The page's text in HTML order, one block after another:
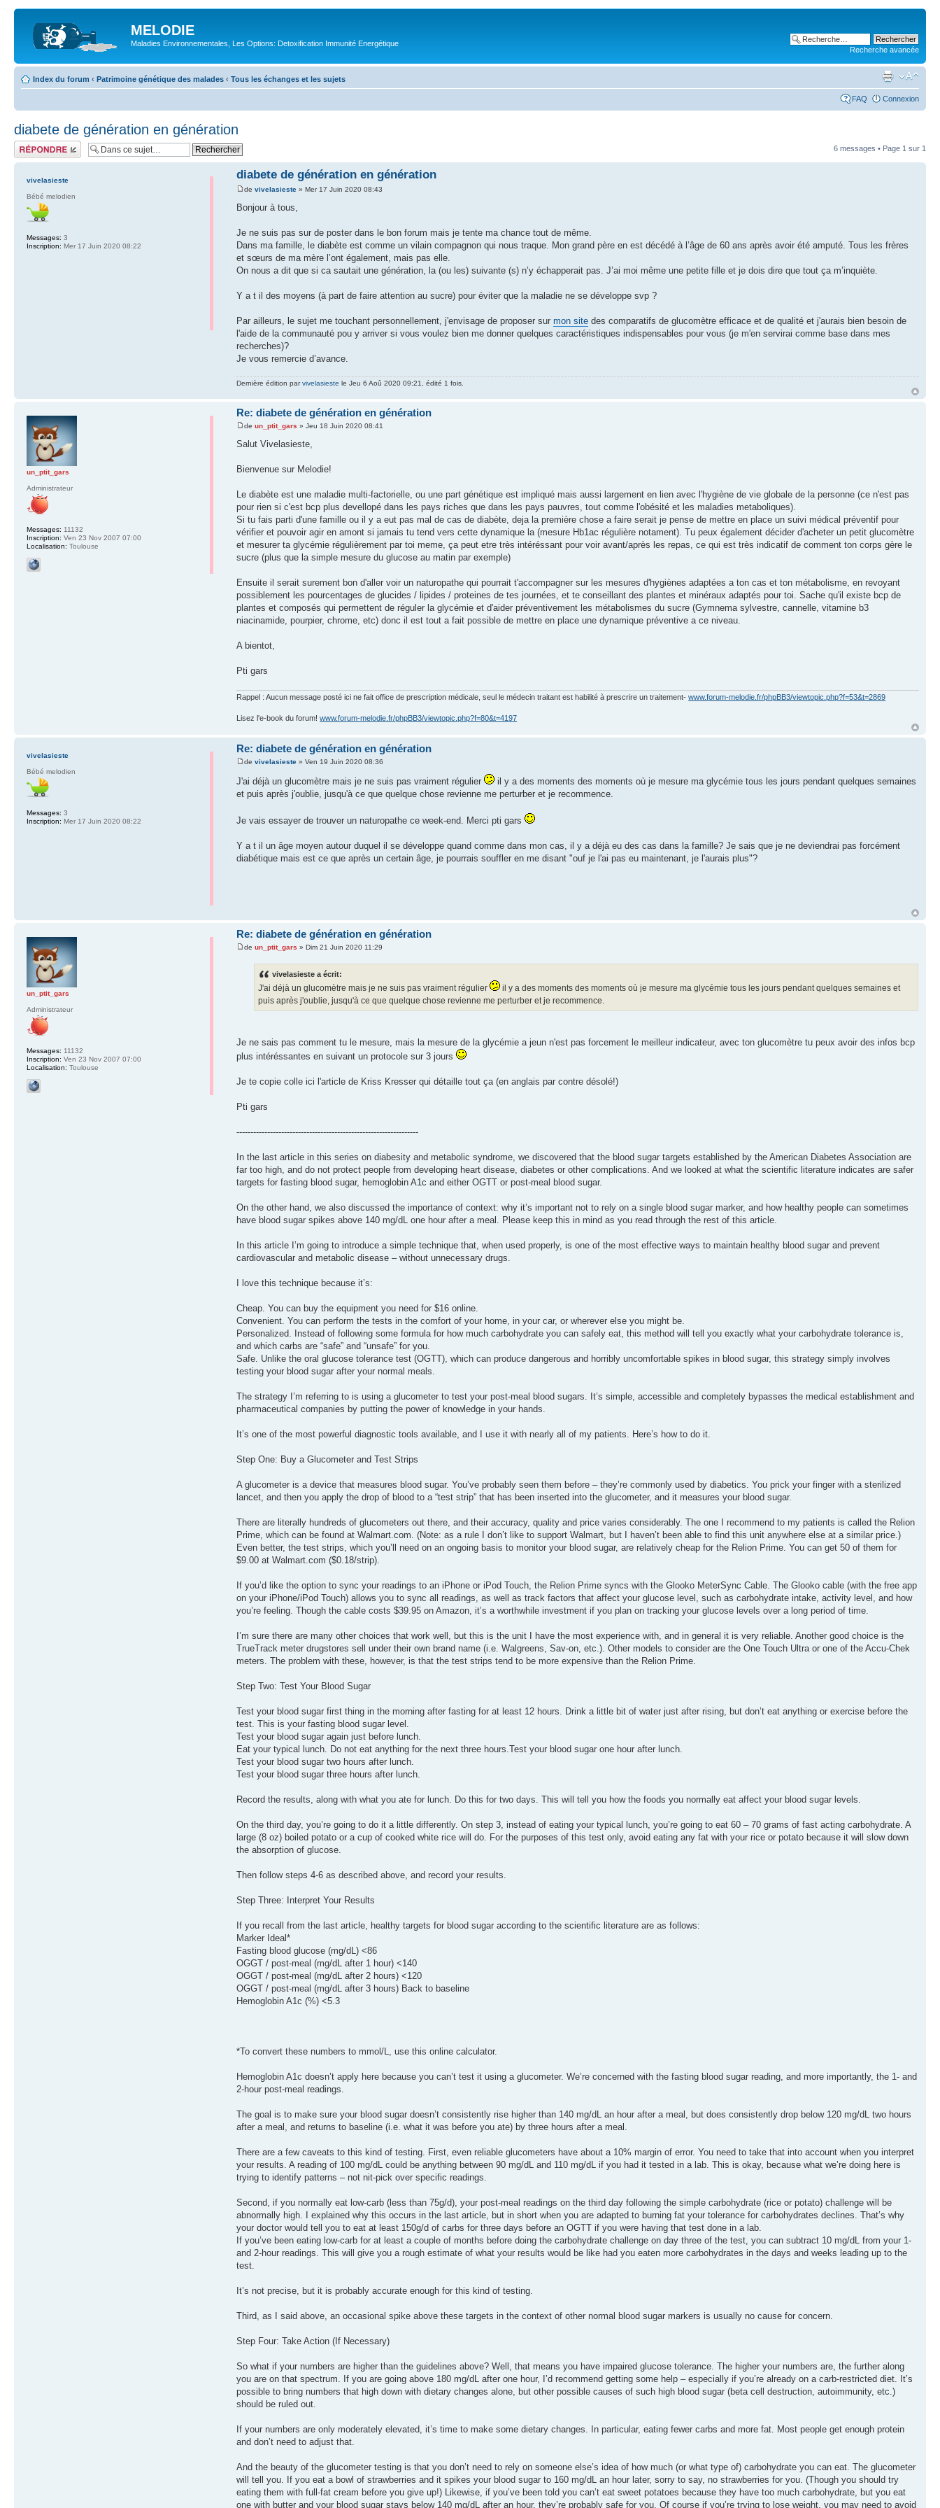
MELODIE
Maladies Environnementales, Les Options: Detoxification Immunité Energétique
Recherche avancée
Index du forum ‹ Patrimoine génétique des malades ‹ Tous les échanges et les sujets
FAQ Connexion
diabete de génération en génération
Répondre 6 messages • Page 1 sur 1
diabete de génération en génération
devivelasieste » Mer 17 Juin 2020 08:43
Bonjour à tous,
Je ne suis pas sur de poster dans le bon forum mais je tente ma chance tout de même.
Dans ma famille, le diabète est comme un vilain compagnon qui nous traque. Mon grand père en est décédé à l’âge de 60 ans après avoir été amputé. Tous les frères
et sœurs de ma mère l’ont également, mais pas elle.
On nous a dit que si ca sautait une génération, la (ou les) suivante (s) n’y échapperait pas. J’ai moi même une petite fille et je dois dire que tout ça m’inquiète.
Y a t il des moyens (à part de faire attention au sucre) pour éviter que la maladie ne se développe svp ?
Par ailleurs, le sujet me touchant personnellement, j'envisage de proposer surmon site des comparatifs de glucomètre efficace et de qualité et j'aurais bien besoin de
l'aide de la communauté pou y arriver si vous voulez bien me donner quelques caractéristiques indispensables pour vous (je m'en servirai comme base dans mes
recherches)?
Je vous remercie d’avance.
Dernière édition parvivelasieste le Jeu 6 Aoû 2020 09:21, édité 1 fois.
vivelasieste
Bébé melodien
Messages: 3
Inscription: Mer 17 Juin 2020 08:22
Re: diabete de génération en génération
deun_ptit_gars » Jeu 18 Juin 2020 08:41
Salut Vivelasieste,
Bienvenue sur Melodie!
Le diabète est une maladie multi-factorielle, ou une part génétique est impliqué mais aussi largement en lien avec l'hygiène de vie globale de la personne (ce n'est pas
pour rien si c'est bcp plus devellopé dans les pays riches que dans les pays pauvres, tout comme l'obésité et les maladies metaboliques).
Si tu fais parti d'une famille ou il y a eut pas mal de cas de diabète, deja la première chose a faire serait je pense de mettre en place un suivi médical préventif pour
vérifier et pouvoir agir en amont si jamais tu tend vers cette dynamique la (mesure Hb1ac régulière notament). Tu peux également décider d'acheter un petit glucomètre
et mesurer ta glycémie régulièrement par toi meme, ça peut etre très intéréssant pour voir avant/après les repas, ce qui est très indicatif de comment ton corps gère le
sucre (plus que la simple mesure du glucose au matin par exemple)
Ensuite il serait surement bon d'aller voir un naturopathe qui pourrait t'accompagner sur les mesures d'hygiènes adaptées a ton cas et ton métabolisme, en revoyant
possiblement les pourcentages de glucides / lipides / proteines de tes journées, et te conseillant des plantes et minéraux adaptés pour toi. Sache qu'il existe bcp de
plantes et composés qui permettent de réguler la glycémie et d'aider préventivement les métabolismes du sucre (Gymnema sylvestre, cannelle, vitamine b3
niacinamide, pourpier, chrome, etc) donc il est tout a fait possible de mettre en place une dynamique préventive a ce niveau.
A bientot,
Pti gars
Rappel : Aucun message posté ici ne fait office de prescription médicale, seul le médecin traitant est habilité à prescrire un traitement-www.forum-melodie.fr/phpBB3/viewtopic.php?f=53&t=2869
Lisez l'e-book du forum!www.forum-melodie.fr/phpBB3/viewtopic.php?f=80&t=4197
un_ptit_gars
Administrateur
Messages: 11132
Inscription: Ven 23 Nov 2007 07:00
Localisation: Toulouse
Re: diabete de génération en génération
devivelasieste » Ven 19 Juin 2020 08:36
J'ai déjà un glucomètre mais je ne suis pas vraiment régulier
il y a des moments des moments où je mesure ma glycémie tous les jours pendant quelques semaines
et puis après j'oublie, jusqu'à ce que quelque chose revienne me perturber et je recommence.
Je vais essayer de trouver un naturopathe ce week-end. Merci pti gars
Y a t il un âge moyen autour duquel il se développe quand comme dans mon cas, il y a déjà eu des cas dans la famille? Je sais que je ne deviendrai pas forcément
diabétique mais est ce que après un certain âge, je pourrais souffler en me disant "ouf je l'ai pas eu maintenant, je l'aurais plus"?
vivelasieste
Bébé melodien
Messages: 3
Inscription: Mer 17 Juin 2020 08:22
Re: diabete de génération en génération
deun_ptit_gars » Dim 21 Juin 2020 11:29
vivelasieste a écrit:
J'ai déjà un glucomètre mais je ne suis pas vraiment régulier
il y a des moments des moments où je mesure ma glycémie tous les jours pendant quelques semaines et
puis après j'oublie, jusqu'à ce que quelque chose revienne me perturber et je recommence.
Je ne sais pas comment tu le mesure, mais la mesure de la glycémie a jeun n'est pas forcement le meilleur indicateur, avec ton glucomètre tu peux avoir des infos bcp
plus intéréssantes en suivant un protocole sur 3 jours
Je te copie colle ici l'article de Kriss Kresser qui détaille tout ça (en anglais par contre désolé!)
Pti gars
-----------------------------------------------------------------
In the last article in this series on diabesity and metabolic syndrome, we discovered that the blood sugar targets established by the American Diabetes Association are
far too high, and do not protect people from developing heart disease, diabetes or other complications. And we looked at what the scientific literature indicates are safer
targets for fasting blood sugar, hemoglobin A1c and either OGTT or post-meal blood sugar.
On the other hand, we also discussed the importance of context: why it’s important not to rely on a single blood sugar marker, and how healthy people can sometimes
have blood sugar spikes above 140 mg/dL one hour after a meal. Please keep this in mind as you read through the rest of this article.
In this article I’m going to introduce a simple technique that, when used properly, is one of the most effective ways to maintain healthy blood sugar and prevent
cardiovascular and metabolic disease – without unnecessary drugs.
I love this technique because it’s:
Cheap. You can buy the equipment you need for $16 online.
Convenient. You can perform the tests in the comfort of your home, in your car, or wherever else you might be.
Personalized. Instead of following some formula for how much carbohydrate you can safely eat, this method will tell you exactly what your carbohydrate tolerance is,
and which carbs are “safe” and “unsafe” for you.
Safe. Unlike the oral glucose tolerance test (OGTT), which can produce dangerous and horribly uncomfortable spikes in blood sugar, this strategy simply involves
testing your blood sugar after your normal meals.
The strategy I’m referring to is using a glucometer to test your post-meal blood sugars. It’s simple, accessible and completely bypasses the medical establishment and
pharmaceutical companies by putting the power of knowledge in your hands.
It’s one of the most powerful diagnostic tools available, and I use it with nearly all of my patients. Here’s how to do it.
Step One: Buy a Glucometer and Test Strips
A glucometer is a device that measures blood sugar. You’ve probably seen them before – they’re commonly used by diabetics. You prick your finger with a sterilized
lancet, and then you apply the drop of blood to a “test strip” that has been inserted into the glucometer, and it measures your blood sugar.
There are literally hundreds of glucometers out there, and their accuracy, quality and price varies considerably. The one I recommend to my patients is called the Relion
Prime, which can be found at Walmart.com. (Note: as a rule I don’t like to support Walmart, but I haven’t been able to find this unit anywhere else at a similar price.)
Even better, the test strips, which you’ll need on an ongoing basis to monitor your blood sugar, are relatively cheap for the Relion Prime. You can get 50 of them for
$9.00 at Walmart.com ($0.18/strip).
If you’d like the option to sync your readings to an iPhone or iPod Touch, the Relion Prime syncs with the Glooko MeterSync Cable. The Glooko cable (with the free app
on your iPhone/iPod Touch) allows you to sync all readings, as well as track factors that affect your glucose level, such as carbohydrate intake, activity level, and how
you’re feeling. Though the cable costs $39.95 on Amazon, it’s a worthwhile investment if you plan on tracking your glucose levels over a long period of time.
I’m sure there are many other choices that work well, but this is the unit I have the most experience with, and in general it is very reliable. Another good choice is the
TrueTrack meter drugstores sell under their own brand name (i.e. Walgreens, Sav-on, etc.). Other models to consider are the One Touch Ultra or one of the Accu-Chek
meters. The problem with these, however, is that the test strips tend to be more expensive than the Relion Prime.
Step Two: Test Your Blood Sugar
Test your blood sugar first thing in the morning after fasting for at least 12 hours. Drink a little bit of water just after rising, but don’t eat anything or exercise before the
test. This is your fasting blood sugar level.
Test your blood sugar again just before lunch.
Eat your typical lunch. Do not eat anything for the next three hours.Test your blood sugar one hour after lunch.
Test your blood sugar two hours after lunch.
Test your blood sugar three hours after lunch.
Record the results, along with what you ate for lunch. Do this for two days. This will tell you how the foods you normally eat affect your blood sugar levels.
On the third day, you’re going to do it a little differently. On step 3, instead of eating your typical lunch, you’re going to eat 60 – 70 grams of fast acting carbohydrate. A
large (8 oz) boiled potato or a cup of cooked white rice will do. For the purposes of this test only, avoid eating any fat with your rice or potato because it will slow down
the absorption of glucose.
Then follow steps 4-6 as described above, and record your results.
Step Three: Interpret Your Results
If you recall from the last article, healthy targets for blood sugar according to the scientific literature are as follows:
Marker Ideal*
Fasting blood glucose (mg/dL) <86
OGGT / post-meal (mg/dL after 1 hour) <140
OGGT / post-meal (mg/dL after 2 hours) <120
OGGT / post-meal (mg/dL after 3 hours) Back to baseline
Hemoglobin A1c (%) <5.3
*To convert these numbers to mmol/L, use this online calculator.
Hemoglobin A1c doesn’t apply here because you can’t test it using a glucometer. We’re concerned with the fasting blood sugar reading, and more importantly, the 1- and
2-hour post-meal readings.
The goal is to make sure your blood sugar doesn’t consistently rise higher than 140 mg/dL an hour after a meal, but does consistently drop below 120 mg/dL two hours
after a meal, and returns to baseline (i.e. what it was before you ate) by three hours after a meal.
There are a few caveats to this kind of testing. First, even reliable glucometers have about a 10% margin of error. You need to take that into account when you interpret
your results. A reading of 100 mg/dL could be anything between 90 mg/dL and 110 mg/dL if you had it tested in a lab. This is okay, because what we’re doing here is
trying to identify patterns – not nit-pick over specific readings.
Second, if you normally eat low-carb (less than 75g/d), your post-meal readings on the third day following the simple carbohydrate (rice or potato) challenge will be
abnormally high. I explained why this occurs in the last article, but in short when you are adapted to burning fat your tolerance for carbohydrates declines. That’s why
your doctor would tell you to eat at least 150g/d of carbs for three days before an OGTT if you were having that test done in a lab.
If you’ve been eating low-carb for at least a couple of months before doing the carbohydrate challenge on day three of the test, you can subtract 10 mg/dL from your 1-
and 2-hour readings. This will give you a rough estimate of what your results would be like had you eaten more carbohydrates in the days and weeks leading up to the
test.
It’s not precise, but it is probably accurate enough for this kind of testing.
Third, as I said above, an occasional spike above these targets in the context of other normal blood sugar markers is usually no cause for concern.
Step Four: Take Action (If Necessary)
So what if your numbers are higher than the guidelines above? Well, that means you have impaired glucose tolerance. The higher your numbers are, the further along
you are on that spectrum. If you are going above 180 mg/dL after one hour, I’d recommend getting some help – especially if you’re already on a carb-restricted diet. It’s
possible to bring numbers that high down with dietary changes alone, but other possible causes of such high blood sugar (beta cell destruction, autoimmunity, etc.)
should be ruled out.
If your numbers are only moderately elevated, it’s time to make some dietary changes. In particular, eating fewer carbs and more fat. Most people get enough protein
and don’t need to adjust that.
And the beauty of the glucometer testing is that you don’t need to rely on someone else’s idea of how much (or what type of) carbohydrate you can eat. The glucometer
will tell you. If you eat a bowl of strawberries and it spikes your blood sugar to 160 mg/dL an hour later, sorry to say, no strawberries for you. (Though you should try
eating them with full-fat cream before you give up!) Likewise, if you’ve been told you can’t eat sweet potatoes because they have too much carbohydrate, but you eat
one with butter and your blood sugar stays below 140 mg/dL after an hour, they’re probably safe for you. Of course if you’re trying to lose weight, you may need to avoid
un_ptit_gars
Administrateur
Messages: 11132
Inscription: Ven 23 Nov 2007 07:00
Localisation: Toulouse